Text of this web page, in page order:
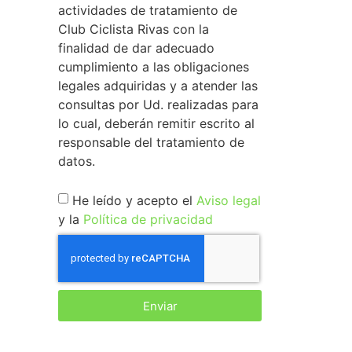
actividades de tratamiento de
Club Ciclista Rivas con la
finalidad de dar adecuado
cumplimiento a las obligaciones
legales adquiridas y a atender las
consultas por Ud. realizadas para
lo cual, deberán remitir escrito al
responsable del tratamiento de
datos.
He leído y acepto el Aviso legal
y la Política de privacidad
Enviar